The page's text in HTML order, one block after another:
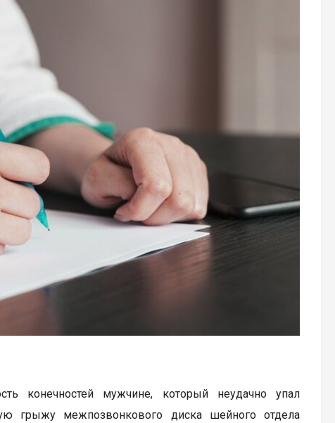
конечностей мужчине, который неудачно упал
грыжу межпозвонкового диска шейного отдела